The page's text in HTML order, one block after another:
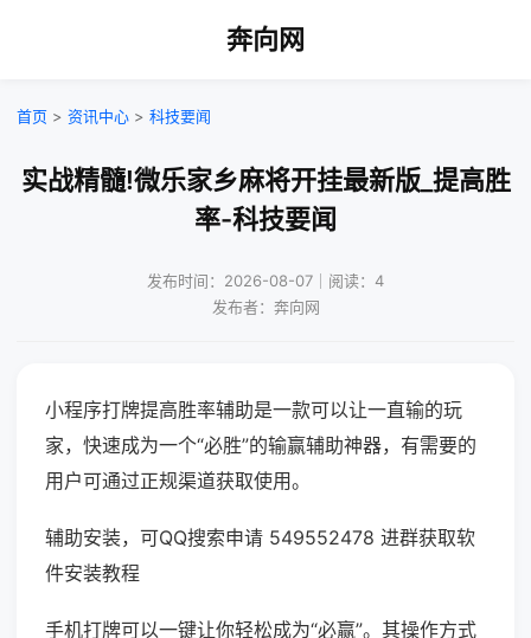
奔向网
首页 > 资讯中心 > 科技要闻
实战精髓!微乐家乡麻将开挂最新版_提高胜
率-科技要闻
发布时间：2026-08-07｜阅读：4
发布者：奔向网
小程序打牌提高胜率辅助是一款可以让一直输的玩
家，快速成为一个“必胜”的输赢辅助神器，有需要的
用户可通过正规渠道获取使用。
辅助安装，可QQ搜索申请 549552478 进群获取软
件安装教程
手机打牌可以一键让你轻松成为“必赢”。其操作方式